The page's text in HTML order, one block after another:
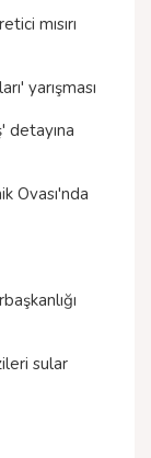
mısırı
yarışması
detayına
Ovası'nda
sular